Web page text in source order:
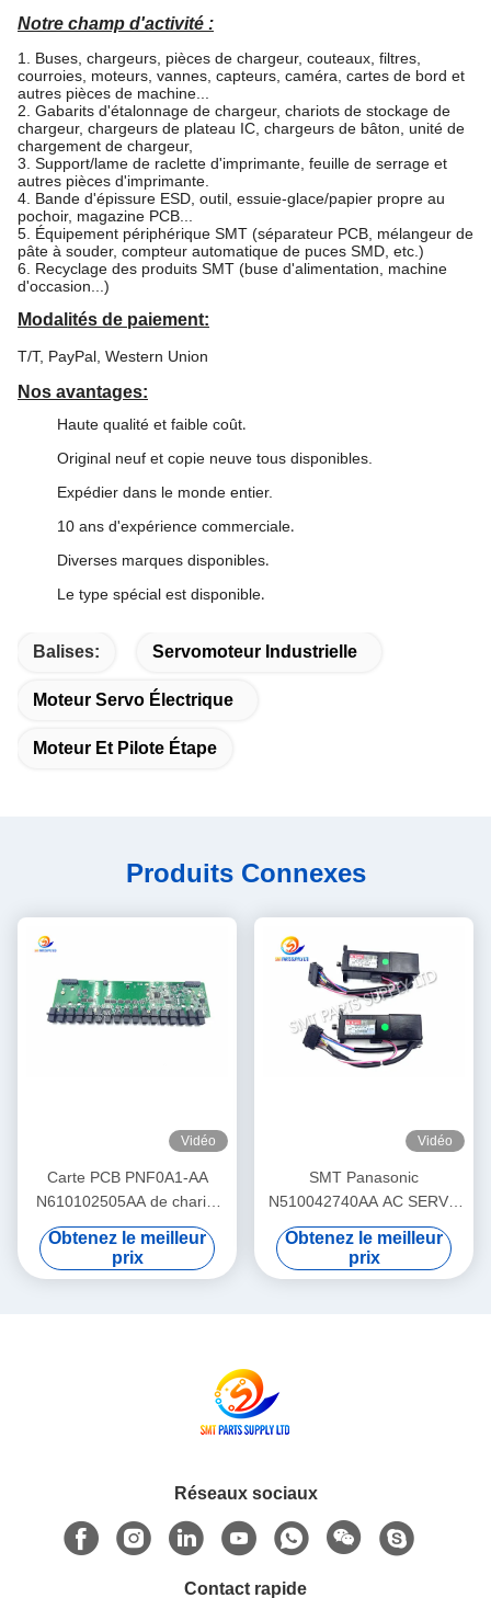
Notre champ d'activité :
1. Buses, chargeurs, pièces de chargeur, couteaux, filtres,
courroies, moteurs, vannes, capteurs, caméra, cartes de bord et
autres pièces de machine...
2. Gabarits d'étalonnage de chargeur, chariots de stockage de
chargeur, chargeurs de plateau IC, chargeurs de bâton, unité de
chargement de chargeur,
3. Support/lame de raclette d'imprimante, feuille de serrage et
autres pièces d'imprimante.
4. Bande d'épissure ESD, outil, essuie-glace/papier propre au
pochoir, magazine PCB...
5. Équipement périphérique SMT (séparateur PCB, mélangeur de
pâte à souder, compteur automatique de puces SMD, etc.)
6. Recyclage des produits SMT (buse d'alimentation, machine
d'occasion...)
Modalités de paiement:
T/T, PayPal, Western Union
Nos avantages:
Haute qualité et faible coût.
Original neuf et copie neuve tous disponibles.
Expédier dans le monde entier.
10 ans d'expérience commerciale.
Diverses marques disponibles.
Le type spécial est disponible.
Balises: Servomoteur Industrielle
Moteur Servo Électrique
Moteur Et Pilote Étape
Produits Connexes
Vidéo
Carte PCB PNF0A1-AA
N610102505AA de chariot
d'alimentation de machine
de SMT Panasonic NPM
Obtenez le meilleur
prix
Vidéo
SMT Panasonic
N510042740AA AC SERVO
MOTOR 3W MULTI Theta-
Motor P50BA2002BXS3C 3
HD Light Weight
Obtenez le meilleur
prix
Réseaux sociaux
Contact rapide